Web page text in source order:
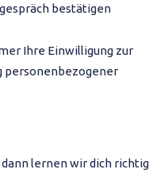
bestätigen
Ihre Einwilligung zur
personenbezogener
dann lernen wir dich richtig